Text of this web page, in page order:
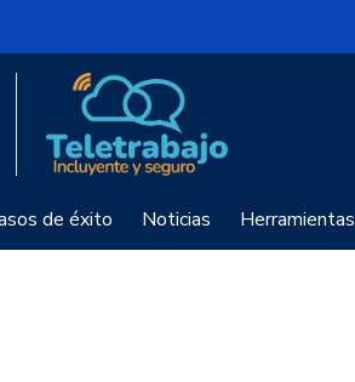
Logo del Ministerio TIC
de éxito Noticias Herramientas